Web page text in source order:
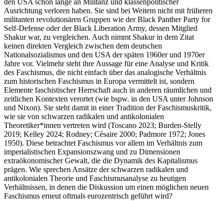
den USA schon lange an Militanz und klassenpolitischer
Ausrichtung verloren haben. Sie sind bei Weitem nicht mit früheren
militanten revolutionären Gruppen wie der Black Panther Party for
Self-Defense oder der Black Liberation Army, dessen Mitglied
Shakur war, zu vergleichen. Auch nimmt Shakur in dem Zitat
keinen direkten Vergleich zwischen dem deutschen
Nationalsozialismus und den USA der späten 1960er und 1970er
Jahre vor. Vielmehr steht ihre Aussage für eine Analyse und Kritik
des Faschismus, die nicht einfach über das analogische Verhältnis
zum historischen Faschismus in Europa vermittelt ist, sondern
Elemente faschistischer Herrschaft auch in anderen räumlichen und
zeitlichen Kontexten verortet (wie bspw. in den USA unter Johnson
und Nixon). Sie steht damit in einer Tradition der Faschismuskritik,
wie sie von schwarzen radikalen und antikolonialen
Theoretiker*innen vertreten wird (Toscano 2023; Burden-Stelly
2019; Kelley 2024; Rodney; Césaire 2000; Padmore 1972; Jones
1950). Diese betrachtet Faschismus vor allem im Verhältnis zum
imperialistischen Expansionszwang und zu Dimensionen
extraökonomischer Gewalt, die die Dynamik des Kapitalismus
prägen. Wie sprechen Ansätze der schwarzen radikalen und
antikolonialen Theorie und Faschismusanalyse zu heutigen
Verhältnissen, in denen die Diskussion um einen möglichen neuen
Faschismus erneut oftmals eurozentrisch geführt wird?